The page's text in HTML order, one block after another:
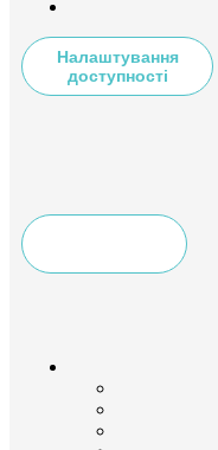
Налаштування
доступності